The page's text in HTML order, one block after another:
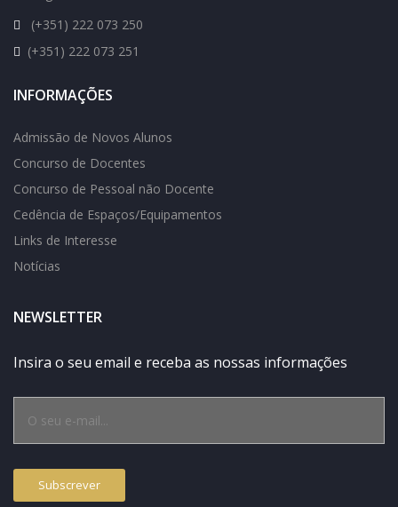
(+351) 222 073 250
(+351) 222 073 251
INFORMAÇÕES
Admissão de Novos Alunos
Concurso de Docentes
Concurso de Pessoal não Docente
Cedência de Espaços/Equipamentos
Links de Interesse
Notícias
NEWSLETTER
Insira o seu email e receba as nossas informações